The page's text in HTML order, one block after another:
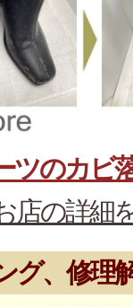
ツのカビ
店の詳細
グ、修理